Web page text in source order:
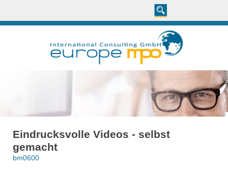
Eindrucksvolle Videos - selbst
gemacht
bm0600